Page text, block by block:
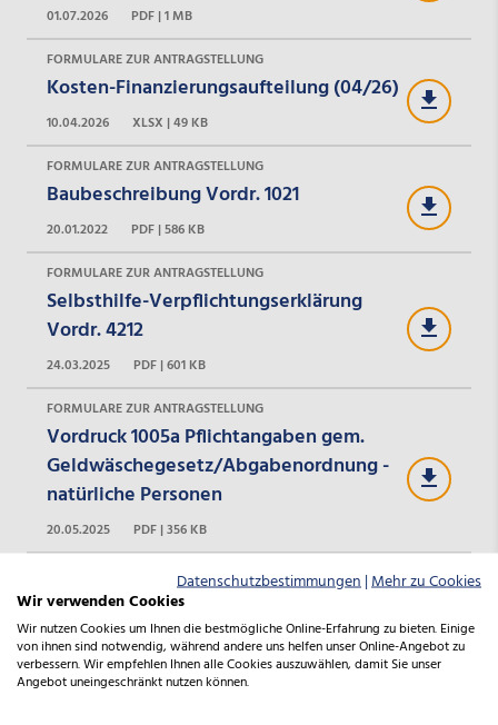
01.07.2026
PDF | 1 MB
FORMULARE ZUR ANTRAGSTELLUNG
Kosten-Finanzierungsaufteilung (04/26)
10.04.2026
XLSX | 49 KB
FORMULARE ZUR ANTRAGSTELLUNG
Baubeschreibung Vordr. 1021
20.01.2022
PDF | 586 KB
FORMULARE ZUR ANTRAGSTELLUNG
Selbsthilfe-Verpflichtungserklärung
Vordr. 4212
24.03.2025
PDF | 601 KB
FORMULARE ZUR ANTRAGSTELLUNG
Vordruck 1005a Pflichtangaben gem.
Geldwäschegesetz/Abgabenordnung -
natürliche Personen
20.05.2025
PDF | 356 KB
FORMULARE ZUR ANTRAGSTELLUNG
Vordruck. 1006a Pflichtangaben gem.
Geldwäschegesetz/Abgabenordnung -
juristische Personen
20.05.2025
Datenschutzbestimmungen|Mehr zu Cookies
Wir verwenden Cookies
Wir nutzen Cookies um Ihnen die bestmögliche Online-Erfahrung zu bieten. Einige
von ihnen sind notwendig, während andere uns helfen unser Online-Angebot zu
verbessern. Wir empfehlen Ihnen alle Cookies auszuwählen, damit Sie unser
Angebot uneingeschränkt nutzen können.